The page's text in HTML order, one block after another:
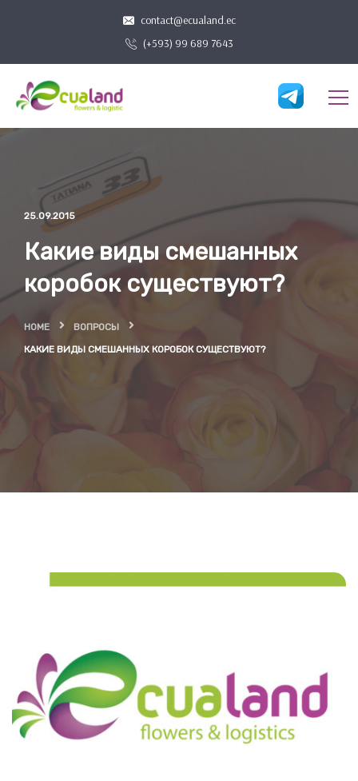
contact@ecualand.ec
(+593) 99 689 7643
25.09.2015
Какие виды смешанных
коробок существуют?
HOME
ВОПРОСЫ
КАКИЕ ВИДЫ СМЕШАННЫХ КОРОБОК СУЩЕСТВУЮТ?